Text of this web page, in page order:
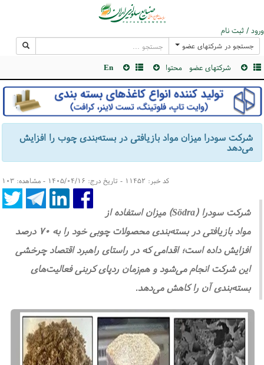
ورود / ثبت نام
جستجو در شرکتهای عضو
شرکتهای عضو محتوا En
شرکت سودرا میزان مواد بازیافتی در بسته‌بندی چوب را افزایش
می‌دهد
کد خبر: ۱۱۴۵۲ - تاریخ درج: ۱۴۰۵/۰۴/۱۶ - مشاهده: ۱۰۳
شرکت سودرا (Södra) میزان استفاده از
مواد بازیافتی در بسته‌بندی محصولات چوبی خود را به ۷۰ درصد
افزایش داده است؛ اقدامی که در راستای راهبرد اقتصاد چرخشی
این شرکت انجام می‌شود و هم‌زمان ردپای کربنی فعالیت‌های
بسته‌بندی آن را کاهش می‌دهد.